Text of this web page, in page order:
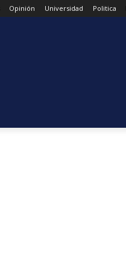
Opinión Universidad Politica